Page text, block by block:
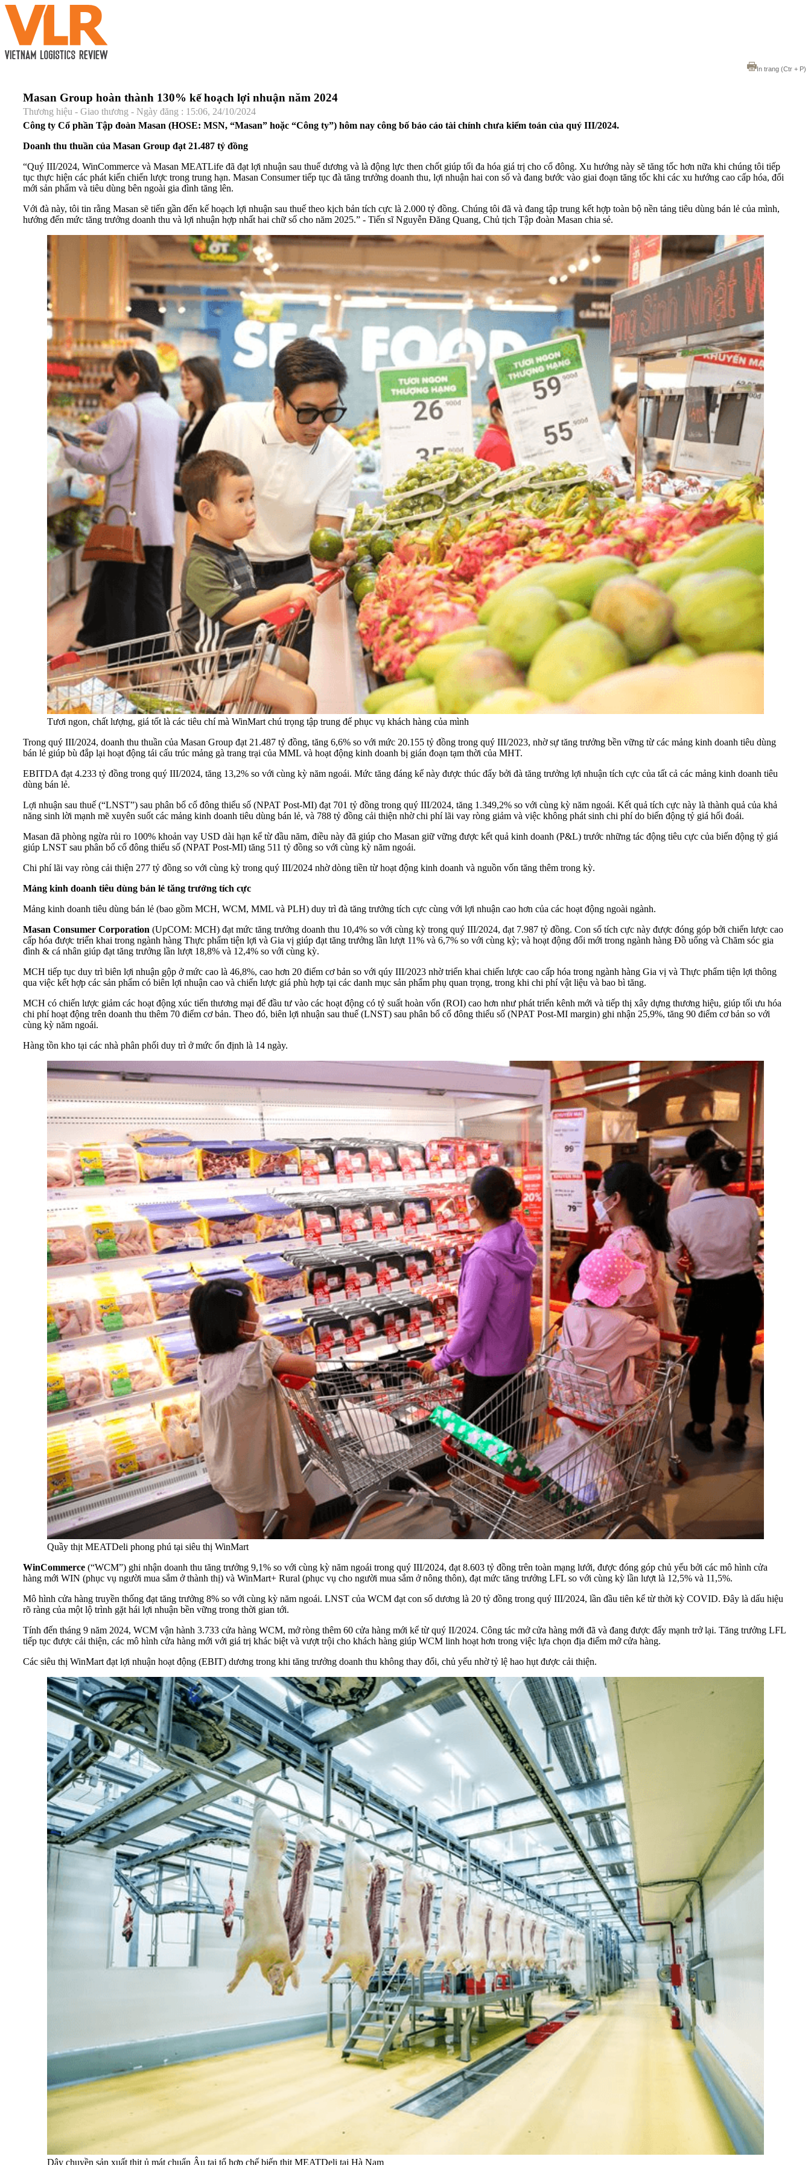
In trang (Ctr + P)
Masan Group hoàn thành 130% kế hoạch lợi nhuận năm 2024
Thương hiệu - Giao thương - Ngày đăng : 15:06, 24/10/2024
Công ty Cổ phần Tập đoàn Masan (HOSE: MSN, “Masan” hoặc “Công ty”) hôm nay công bố báo cáo tài chính chưa kiểm toán của quý III/2024.
Doanh thu thuần của Masan Group đạt 21.487 tỷ đồng
“Quý III/2024, WinCommerce và Masan MEATLife đã đạt lợi nhuận sau thuế dương và là động lực then chốt giúp tối đa hóa giá trị cho cổ đông. Xu hướng này sẽ tăng tốc hơn nữa khi chúng tôi tiếp
tục thực hiện các phát kiến chiến lược trong trung hạn. Masan Consumer tiếp tục đà tăng trưởng doanh thu, lợi nhuận hai con số và đang bước vào giai đoạn tăng tốc khi các xu hướng cao cấp hóa, đổi
mới sản phẩm và tiêu dùng bên ngoài gia đình tăng lên.
Với đà này, tôi tin rằng Masan sẽ tiến gần đến kế hoạch lợi nhuận sau thuế theo kịch bản tích cực là 2.000 tỷ đồng. Chúng tôi đã và đang tập trung kết hợp toàn bộ nền tảng tiêu dùng bán lẻ của mình,
hướng đến mức tăng trưởng doanh thu và lợi nhuận hợp nhất hai chữ số cho năm 2025.” - Tiến sĩ Nguyễn Đăng Quang, Chủ tịch Tập đoàn Masan chia sẻ.
Tươi ngon, chất lượng, giá tốt là các tiêu chí mà WinMart chú trọng tập trung để phục vụ khách hàng của mình
Trong quý III/2024, doanh thu thuần của Masan Group đạt 21.487 tỷ đồng, tăng 6,6% so với mức 20.155 tỷ đồng trong quý III/2023, nhờ sự tăng trưởng bền vững từ các mảng kinh doanh tiêu dùng
bán lẻ giúp bù đắp lại hoạt động tái cấu trúc mảng gà trang trại của MML và hoạt động kinh doanh bị gián đoạn tạm thời của MHT.
EBITDA đạt 4.233 tỷ đồng trong quý III/2024, tăng 13,2% so với cùng kỳ năm ngoái. Mức tăng đáng kể này được thúc đẩy bởi đà tăng trưởng lợi nhuận tích cực của tất cả các mảng kinh doanh tiêu
dùng bán lẻ.
Lợi nhuận sau thuế (“LNST”) sau phân bổ cổ đông thiểu số (NPAT Post-MI) đạt 701 tỷ đồng trong quý III/2024, tăng 1.349,2% so với cùng kỳ năm ngoái. Kết quả tích cực này là thành quả của khả
năng sinh lời mạnh mẽ xuyên suốt các mảng kinh doanh tiêu dùng bán lẻ, và 788 tỷ đồng cải thiện nhờ chi phí lãi vay ròng giảm và việc không phát sinh chi phí do biến động tỷ giá hối đoái.
Masan đã phòng ngừa rủi ro 100% khoản vay USD dài hạn kể từ đầu năm, điều này đã giúp cho Masan giữ vững được kết quả kinh doanh (P&L) trước những tác động tiêu cực của biến động tỷ giá
giúp LNST sau phân bổ cổ đông thiểu số (NPAT Post-MI) tăng 511 tỷ đồng so với cùng kỳ năm ngoái.
Chi phí lãi vay ròng cải thiện 277 tỷ đồng so với cùng kỳ trong quý III/2024 nhờ dòng tiền từ hoạt động kinh doanh và nguồn vốn tăng thêm trong kỳ.
Mảng kinh doanh tiêu dùng bán lẻ tăng trưởng tích cực
Mảng kinh doanh tiêu dùng bán lẻ (bao gồm MCH, WCM, MML và PLH) duy trì đà tăng trưởng tích cực cùng với lợi nhuận cao hơn của các hoạt động ngoài ngành.
Masan Consumer Corporation (UpCOM: MCH) đạt mức tăng trưởng doanh thu 10,4% so với cùng kỳ trong quý III/2024, đạt 7.987 tỷ đồng. Con số tích cực này được đóng góp bởi chiến lược cao
cấp hóa được triển khai trong ngành hàng Thực phẩm tiện lợi và Gia vị giúp đạt tăng trưởng lần lượt 11% và 6,7% so với cùng kỳ; và hoạt động đổi mới trong ngành hàng Đồ uống và Chăm sóc gia
đình & cá nhân giúp đạt tăng trưởng lần lượt 18,8% và 12,4% so với cùng kỳ.
MCH tiếp tục duy trì biên lợi nhuận gộp ở mức cao là 46,8%, cao hơn 20 điểm cơ bản so với qúy III/2023 nhờ triển khai chiến lược cao cấp hóa trong ngành hàng Gia vị và Thực phẩm tiện lợi thông
qua việc kết hợp các sản phẩm có biên lợi nhuận cao và chiến lược giá phù hợp tại các danh mục sản phẩm phụ quan trọng, trong khi chi phí vật liệu và bao bì tăng.
MCH có chiến lược giảm các hoạt động xúc tiến thương mại để đầu tư vào các hoạt động có tỷ suất hoàn vốn (ROI) cao hơn như phát triển kênh mới và tiếp thị xây dựng thương hiệu, giúp tối ưu hóa
chi phí hoạt động trên doanh thu thêm 70 điểm cơ bản. Theo đó, biên lợi nhuận sau thuế (LNST) sau phân bổ cổ đông thiểu số (NPAT Post-MI margin) ghi nhận 25,9%, tăng 90 điểm cơ bản so với
cùng kỳ năm ngoái.
Hàng tồn kho tại các nhà phân phối duy trì ở mức ổn định là 14 ngày.
Quầy thịt MEATDeli phong phú tại siêu thị WinMart
WinCommerce (“WCM”) ghi nhận doanh thu tăng trưởng 9,1% so với cùng kỳ năm ngoái trong quý III/2024, đạt 8.603 tỷ đồng trên toàn mạng lưới, được đóng góp chủ yếu bởi các mô hình cửa
hàng mới WIN (phục vụ người mua sắm ở thành thị) và WinMart+ Rural (phục vụ cho người mua sắm ở nông thôn), đạt mức tăng trưởng LFL so với cùng kỳ lần lượt là 12,5% và 11,5%.
Mô hình cửa hàng truyền thống đạt tăng trưởng 8% so với cùng kỳ năm ngoái. LNST của WCM đạt con số dương là 20 tỷ đồng trong quý III/2024, lần đầu tiên kể từ thời kỳ COVID. Đây là dấu hiệu
rõ ràng của một lộ trình gặt hái lợi nhuận bền vững trong thời gian tới.
Tính đến tháng 9 năm 2024, WCM vận hành 3.733 cửa hàng WCM, mở ròng thêm 60 cửa hàng mới kể từ quý II/2024. Công tác mở cửa hàng mới đã và đang được đẩy mạnh trở lại. Tăng trưởng LFL
tiếp tục được cải thiện, các mô hình cửa hàng mới với giá trị khác biệt và vượt trội cho khách hàng giúp WCM linh hoạt hơn trong việc lựa chọn địa điểm mở cửa hàng.
Các siêu thị WinMart đạt lợi nhuận hoạt động (EBIT) dương trong khi tăng trưởng doanh thu không thay đổi, chủ yếu nhờ tỷ lệ hao hụt được cải thiện.
Dây chuyền sản xuất thịt ủ mát chuẩn Âu tại tổ hợp chế biến thịt MEATDeli tại Hà Nam